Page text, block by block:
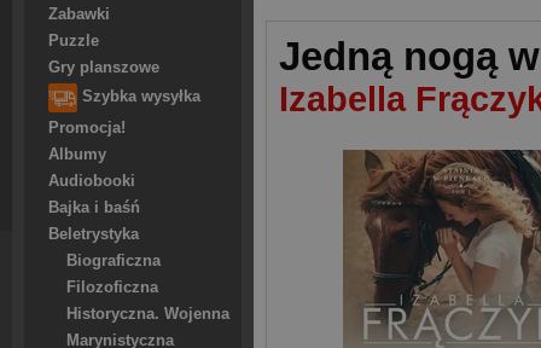
Zabawki
Puzzle
Gry planszowe
Szybka wysyłka
Promocja!
Albumy
Audiobooki
Bajka i baśń
Beletrystyka
Biograficzna
Filozoficzna
Historyczna. Wojenna
Marynistyczna
Jedną nogą
Izabella